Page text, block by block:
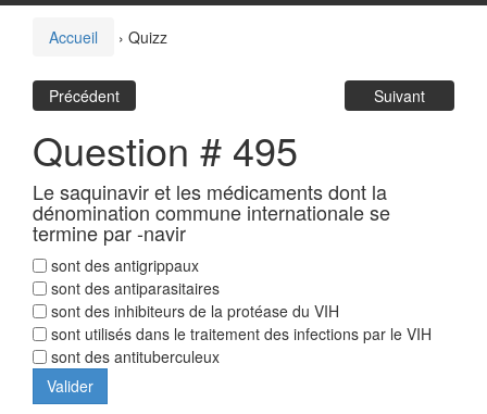
Accueil › Quizz
Précédent Suivant
Question # 495
Le saquinavir et les médicaments dont la
dénomination commune internationale se
termine par -navir
sont des antigrippaux
sont des antiparasitaires
sont des inhibiteurs de la protéase du VIH
sont utilisés dans le traitement des infections par le VIH
sont des antituberculeux